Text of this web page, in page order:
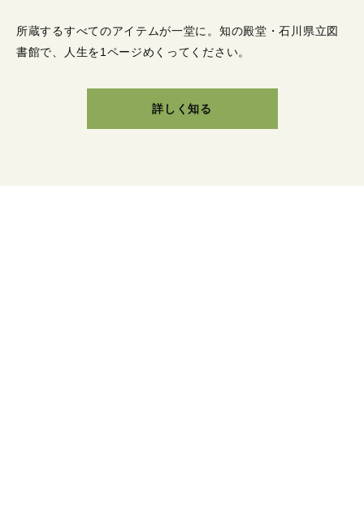
所蔵するすべてのアイテムが一堂に。 知の殿堂・石川県立図
書館で、人生を1ページめくってください。
詳しく知る